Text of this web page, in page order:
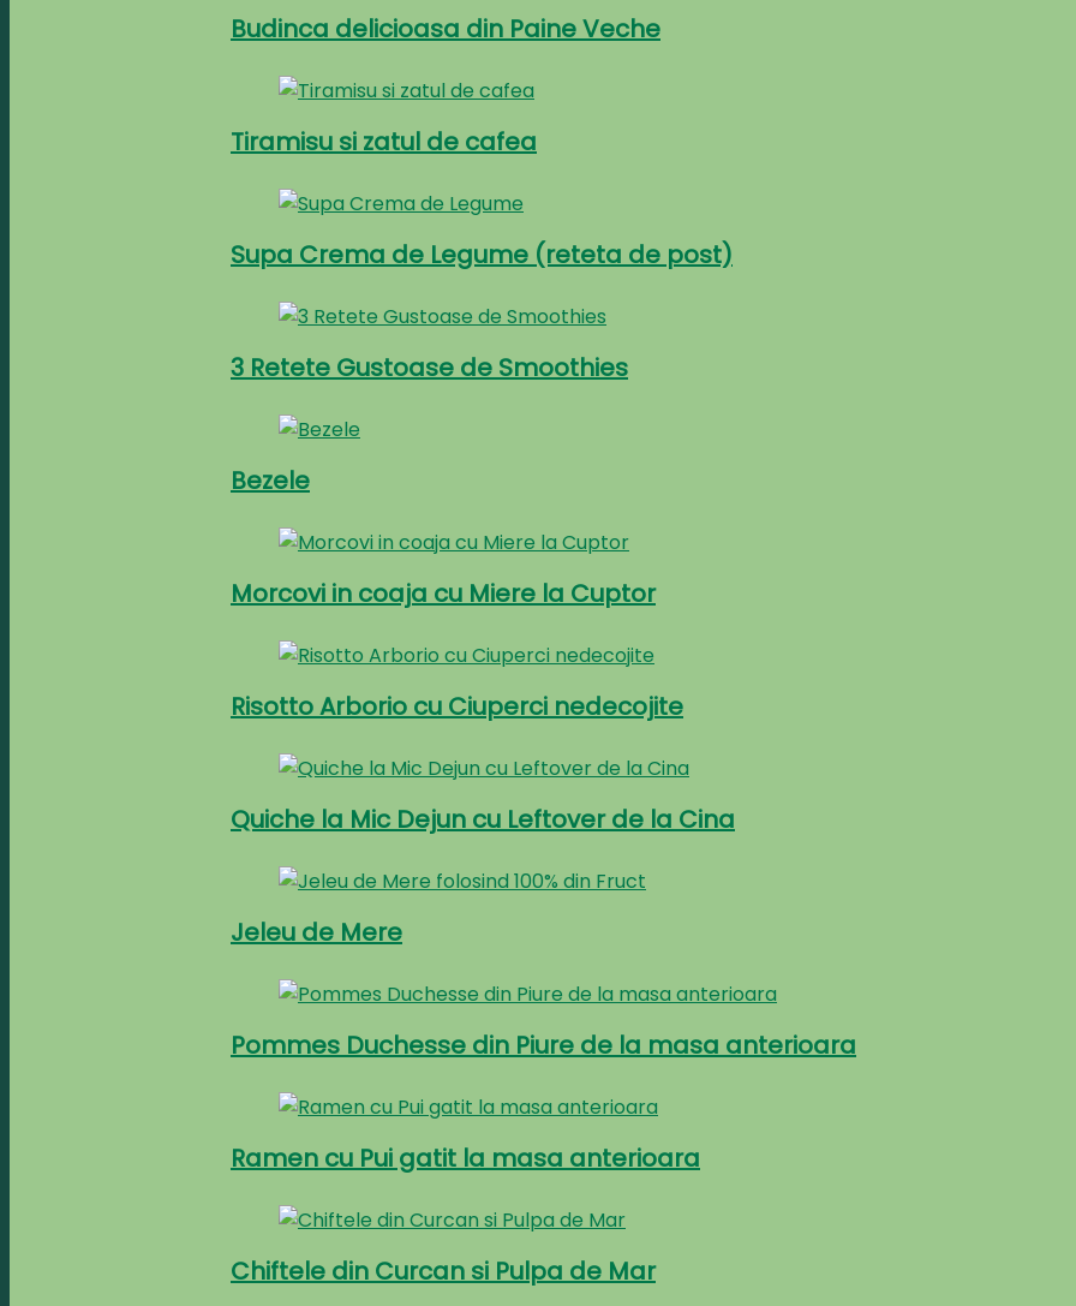
Budinca delicioasa din Paine Veche
Tiramisu si zatul de cafea
Supa Crema de Legume (reteta de post)
3 Retete Gustoase de Smoothies
Bezele
Morcovi in coaja cu Miere la Cuptor
Risotto Arborio cu Ciuperci nedecojite
Quiche la Mic Dejun cu Leftover de la Cina
Jeleu de Mere
Pommes Duchesse din Piure de la masa anterioara
Ramen cu Pui gatit la masa anterioara
Chiftele din Curcan si Pulpa de Mar